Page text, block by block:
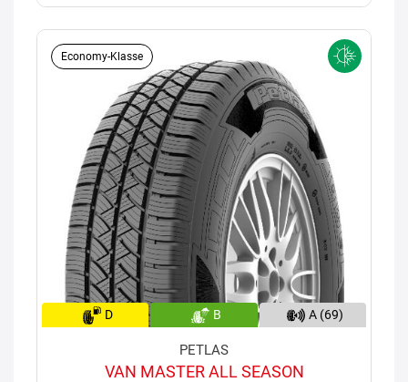
Economy-Klasse
D B A (69)
PETLAS
VAN MASTER ALL SEASON